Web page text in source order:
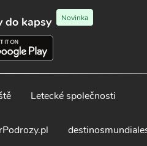
do kapsy Novinka
Letecké společnosti